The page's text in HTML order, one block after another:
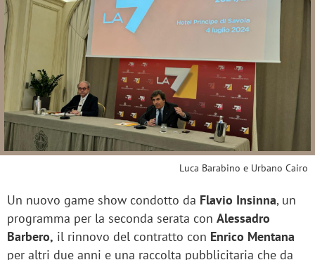
Luca Barabino e Urbano Cairo
Un nuovo game show condotto da Flavio Insinna, un
programma per la seconda serata con Alessadro
Barbero, il rinnovo del contratto con Enrico Mentana
per altri due anni e una raccolta pubblicitaria che da